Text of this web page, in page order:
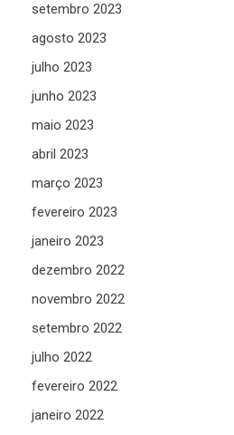
setembro 2023
agosto 2023
julho 2023
junho 2023
maio 2023
abril 2023
março 2023
fevereiro 2023
janeiro 2023
dezembro 2022
novembro 2022
setembro 2022
julho 2022
fevereiro 2022
janeiro 2022